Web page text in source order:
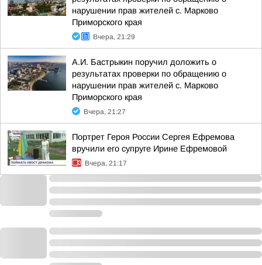
нарушении прав жителей с. Марково
Приморского края
Вчера, 21:29
А.И. Бастрыкин поручил доложить о
результатах проверки по обращению о
нарушении прав жителей с. Марково
Приморского края
Вчера, 21:27
Портрет Героя России Сергея Ефремова
вручили его супруге Ирине Ефремовой
Вчера, 21:17